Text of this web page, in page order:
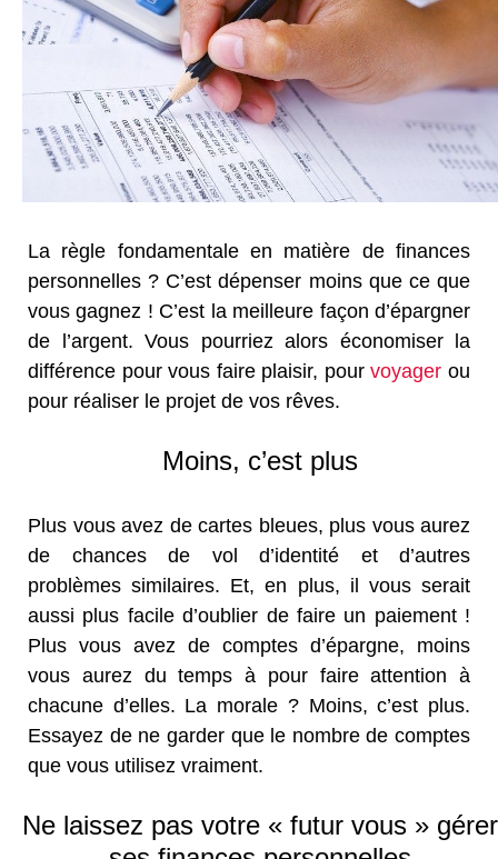
La règle fondamentale en matière de finances
personnelles ? C’est dépenser moins que ce que
vous gagnez ! C’est la meilleure façon d’épargner
de l’argent. Vous pourriez alors économiser la
différence pour vous faire plaisir, pourvoyager ou
pour réaliser le projet de vos rêves.
Moins, c’est plus
Plus vous avez de cartes bleues, plus vous aurez
de chances de vol d’identité et d’autres
problèmes similaires. Et, en plus, il vous serait
aussi plus facile d’oublier de faire un paiement !
Plus vous avez de comptes d’épargne, moins
vous aurez du temps à pour faire attention à
chacune d’elles. La morale ? Moins, c’est plus.
Essayez de ne garder que le nombre de comptes
que vous utilisez vraiment.
Ne laissez pas votre « futur vous » gérer